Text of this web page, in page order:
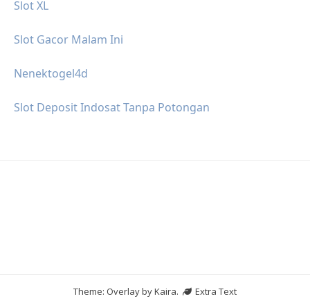
Slot XL
Slot Gacor Malam Ini
Nenektogel4d
Slot Deposit Indosat Tanpa Potongan
Theme: Overlay byKaira.
Extra Text